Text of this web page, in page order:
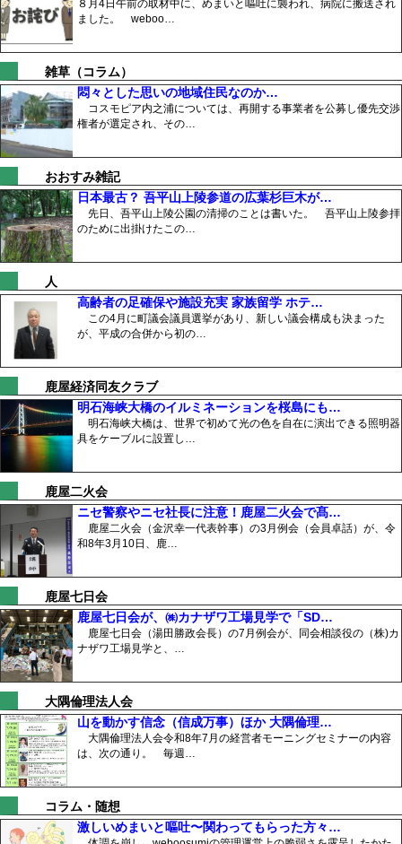
８月4日午前の取材中に、めまいと嘔吐に襲われ、病院に搬送され
ました。 weboo…
雑草（コラム）
悶々とした思いの地域住民なのか…
コスモピア内之浦については、再開する事業者を公募し優先交渉
権者が選定され、その…
おおすみ雑記
日本最古？ 吾平山上陵参道の広葉杉巨木が…
先日、吾平山上陵公園の清掃のことは書いた。 吾平山上陵参拝
のために出掛けたこの…
人
高齢者の足確保や施設充実 家族留学 ホテ…
この4月に町議会議員選挙があり、新しい議会構成も決まった
が、平成の合併から初の…
鹿屋経済同友クラブ
明石海峡大橋のイルミネーションを桜島にも…
明石海峡大橋は、世界で初めて光の色を自在に演出できる照明器
具をケーブルに設置し…
鹿屋二火会
ニセ警察やニセ社長に注意！鹿屋二火会で髙…
鹿屋二火会（金沢幸一代表幹事）の3月例会（会員卓話）が、令
和8年3月10日、鹿…
鹿屋七日会
鹿屋七日会が、㈱カナザワ工場見学で「SD…
鹿屋七日会（湯田勝政会長）の7月例会が、同会相談役の（株)カ
ナザワ工場見学と、…
大隅倫理法人会
山を動かす信念（信成万事）ほか 大隅倫理…
大隅倫理法人会令和8年7月の経営者モーニングセミナーの内容
は、次の通り。 毎週…
コラム・随想
激しいめまいと嘔吐〜関わってもらった方々…